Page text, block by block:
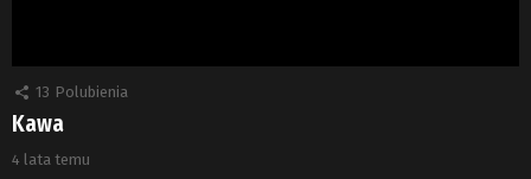
13 Polubienia
Kawa
4 lata temu